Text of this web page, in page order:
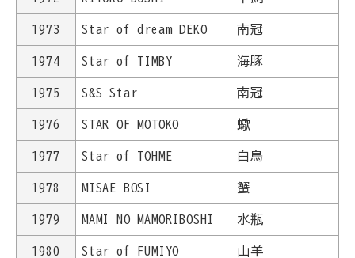
1973 Star of dream DEKO 南冠
1974 Star of TIMBY 海豚
1975 S&S Star 南冠
1976 STAR OF MOTOKO 蠍
1977 Star of TOHME 白鳥
1978 MISAE BOSI 蟹
1979 MAMI NO MAMORIBOSHI 水瓶
1980 Star of FUMIYO 山羊